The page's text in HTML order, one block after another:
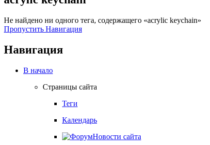
Не найдено ни одного тега, содержащего «acrylic keychain»
Пропустить Навигация
Навигация
В начало
Страницы сайта
Теги
Календарь
Новости сайта